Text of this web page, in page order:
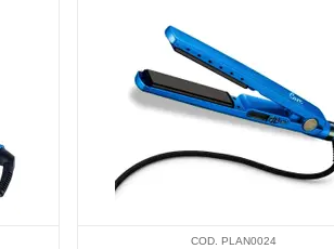
COD. PLAN0024